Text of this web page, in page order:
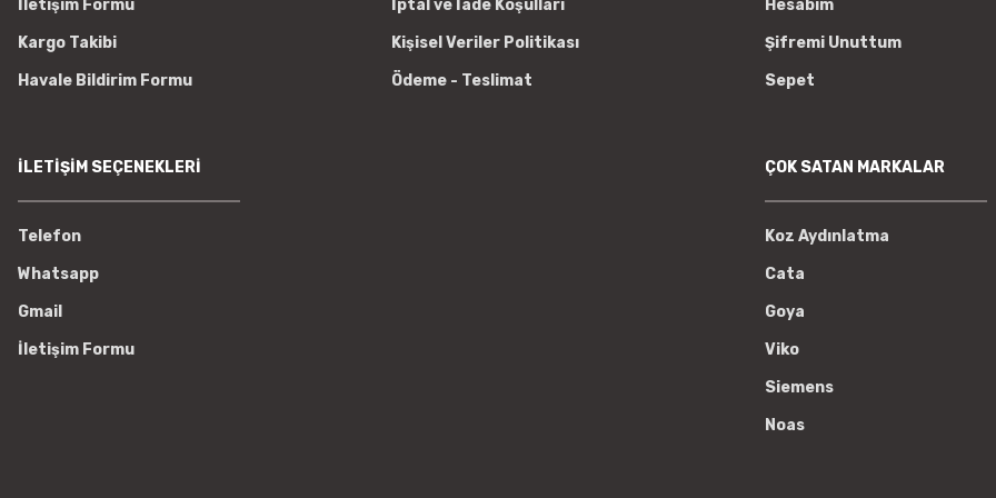
İletişim Formu
Kargo Takibi
Havale Bildirim Formu
İptal ve İade Koşulları
Kişisel Veriler Politikası
Ödeme - Teslimat
Hesabım
Şifremi Unuttum
Sepet
İLETİŞİM SEÇENEKLERİ
Telefon
Whatsapp
Gmail
İletişim Formu
ÇOK SATAN MARKALAR
Koz Aydınlatma
Cata
Goya
Viko
Siemens
Noas